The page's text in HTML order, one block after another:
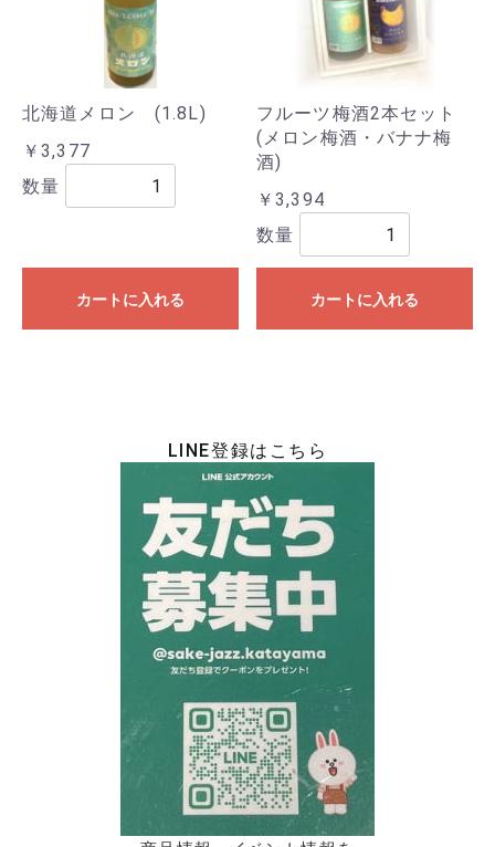
北海道メロン (1.8L)
￥3,377
数量
カートに入れる
フルーツ梅酒2本セット
(メロン梅酒・バナナ梅
酒)
￥3,394
数量
カートに入れる
LINE登録はこちら